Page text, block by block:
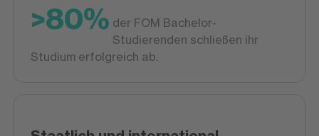
>80% der FOM Bachelor-
Studierenden schließen ihr
Studium erfolgreich ab.